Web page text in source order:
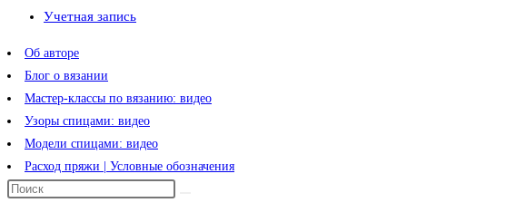
Учетная запись
Об авторе
Блог о вязании
Мастер-классы по вязанию: видео
Узоры спицами: видео
Модели спицами: видео
Расход пряжи | Условные обозначения